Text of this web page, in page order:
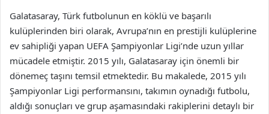
Galatasaray, Türk futbolunun en köklü ve başarılı
kulüplerinden biri olarak, Avrupa’nın en prestijli kulüplerine
ev sahipliği yapan UEFA Şampiyonlar Ligi’nde uzun yıllar
mücadele etmiştir. 2015 yılı, Galatasaray için önemli bir
dönemeç taşını temsil etmektedir. Bu makalede, 2015 yılı
Şampiyonlar Ligi performansını, takımın oynadığı futbolu,
aldığı sonuçları ve grup aşamasındaki rakiplerini detaylı bir